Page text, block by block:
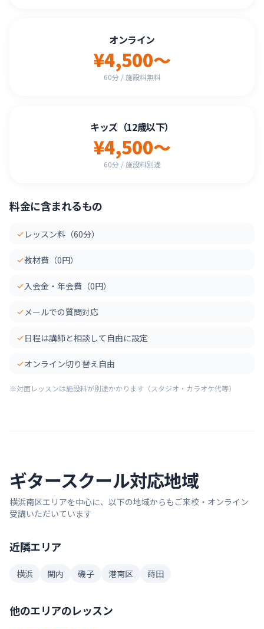
オンライン
¥4,500〜
60分 / 施設料無料
キッズ（12歳以下）
¥4,500〜
60分 / 施設料別途
料金に含まれるもの
レッスン料（60分）
教材費（0円）
入会金・年会費（0円）
メールでの質問対応
日程は講師と相談して自由に設定
オンライン切り替え自由
※対面レッスンは施設料が別途かかります（スタジオ・カラオケ代等）
ギタースクール対応地域
横浜南区エリアを中心に、以下の地域からもご来校・オンライン
受講いただいています
近隣エリア
横浜 関内 磯子 港南区 蒔田
他のエリアのレッスン